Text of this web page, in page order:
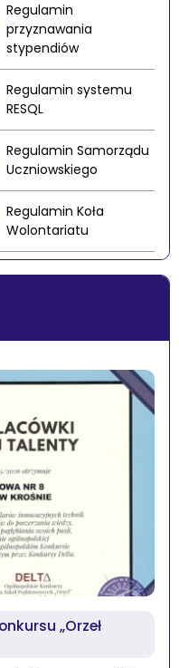
„Orzeł
Regulamin
przyznawania
stypendiów
Regulamin systemu
RESQL
Regulamin Samorządu
Uczniowskiego
Regulamin Koła
Wolontariatu